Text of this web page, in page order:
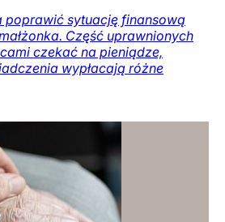
poprawić sytuację finansową
Część uprawnionych
czekać na pieniądze,
wypłacają różne